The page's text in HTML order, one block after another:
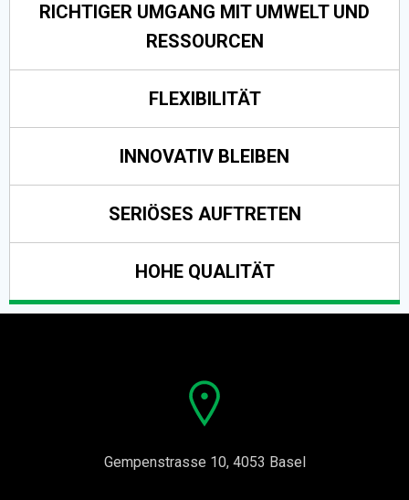
RICHTIGER UMGANG MIT UMWELT UND
RESSOURCEN
FLEXIBILITÄT
INNOVATIV BLEIBEN
SERIÖSES AUFTRETEN
HOHE QUALITÄT
Gempenstrasse 10, 4053 Basel